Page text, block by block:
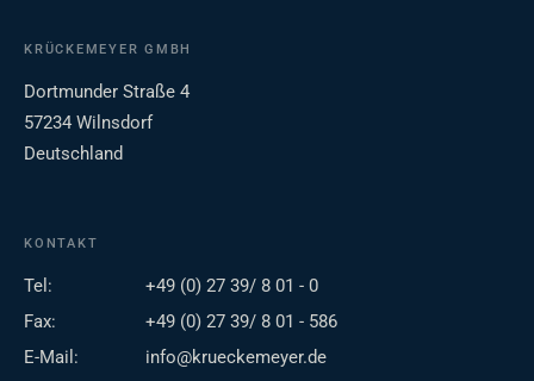
KRÜCKEMEYER GMBH
Dortmunder Straße 4
57234 Wilnsdorf
Deutschland
KONTAKT
Tel:
+49 (0) 27 39/ 8 01 - 0
Fax:
+49 (0) 27 39/ 8 01 - 586
E-Mail:
info@krueckemeyer.de